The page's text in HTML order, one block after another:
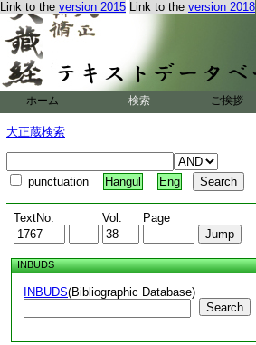
Link to the version 2015 Link to the version 2018
ホーム 検索 ご挨拶
大正蔵検索
punctuation Hangul Eng
TextNo. Vol. Page
INBUDS
INBUDS(Bibliographic Database)
Search